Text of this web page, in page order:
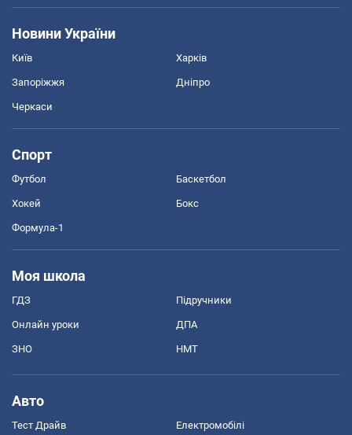
Новини України
Київ Харків
Запоріжжя Дніпро
Черкаси
Спорт
Футбол Баскетбол
Хокей Бокс
Формула-1
Моя школа
ГДЗ Підручники
Онлайн уроки ДПА
ЗНО НМТ
Авто
Тест Драйв Електромобілі